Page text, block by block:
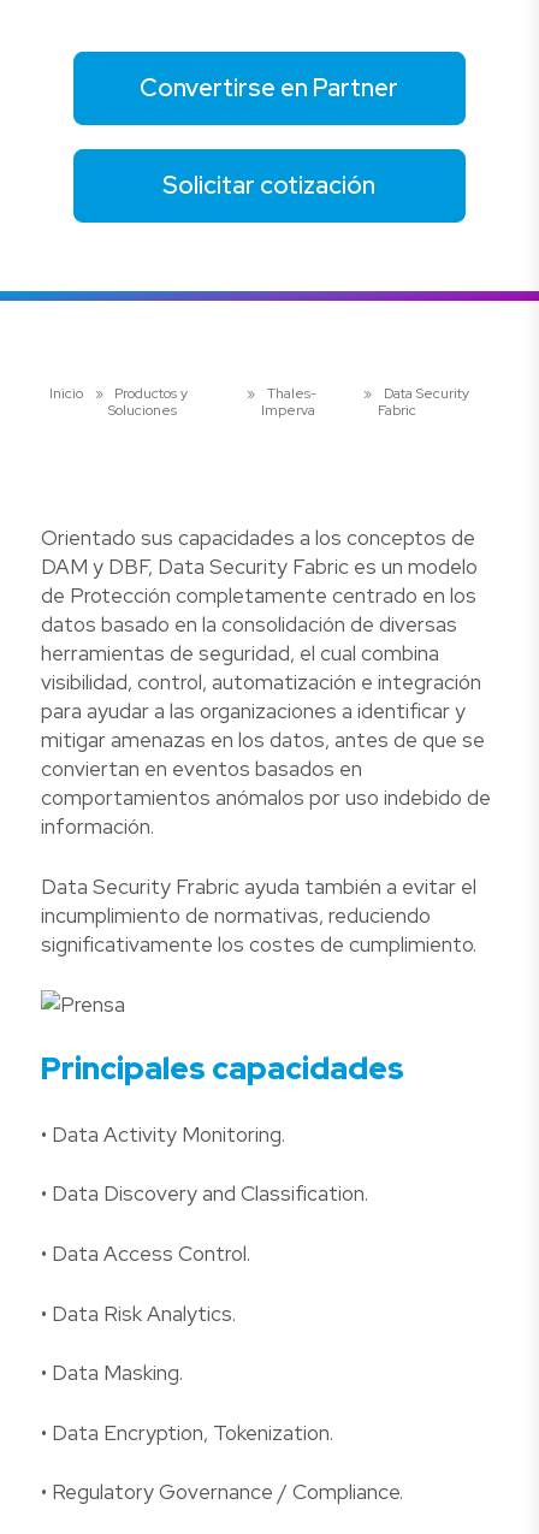
Convertirse en Partner
Solicitar cotización
Inicio »
Productos y
Soluciones
»
Thales-
Imperva
»
Data Security
Fabric
Orientado sus capacidades a los conceptos de
DAM y DBF, Data Security Fabric es un modelo
de Protección completamente centrado en los
datos basado en la consolidación de diversas
herramientas de seguridad, el cual combina
visibilidad, control, automatización e integración
para ayudar a las organizaciones a identificar y
mitigar amenazas en los datos, antes de que se
conviertan en eventos basados en
comportamientos anómalos por uso indebido de
información.
Data Security Frabric ayuda también a evitar el
incumplimiento de normativas, reduciendo
significativamente los costes de cumplimiento.
Principales capacidades
• Data Activity Monitoring.
• Data Discovery and Classification.
• Data Access Control.
• Data Risk Analytics.
• Data Masking.
• Data Encryption, Tokenization.
• Regulatory Governance / Compliance.